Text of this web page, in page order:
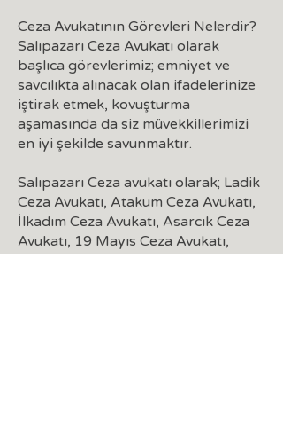
Ceza Avukatının Görevleri Nelerdir?
Salıpazarı Ceza Avukatı olarak
başlıca görevlerimiz; emniyet ve
savcılıkta alınacak olan ifadelerinize
iştirak etmek, kovuşturma
aşamasında da siz müvekkillerimizi
en iyi şekilde savunmaktır.
Salıpazarı Ceza avukatı olarak; Ladik
Ceza Avukatı, Atakum Ceza Avukatı,
İlkadım Ceza Avukatı, Asarcık Ceza
Avukatı, 19 Mayıs Ceza Avukatı,